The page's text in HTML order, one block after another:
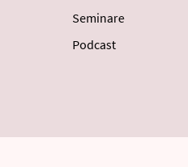
Seminare
Podcast